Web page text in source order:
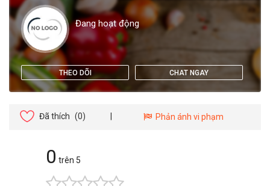
Đang hoạt động
THEO DÕI CHAT NGAY
Đã thích (0) Phản ánh vi phạm
0 trên 5